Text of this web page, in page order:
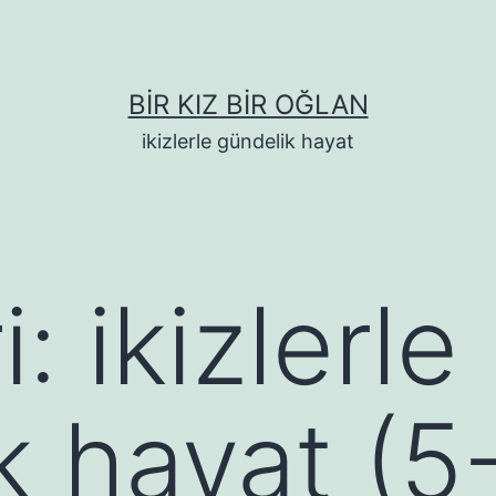
BIR KIZ BIR OĞLAN
ikizlerle gündelik hayat
ikizlerle
hayat